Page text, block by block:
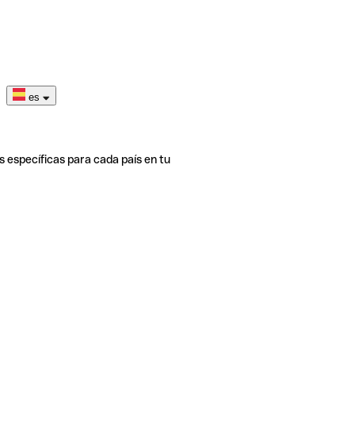
es
específicas para cada país en tu